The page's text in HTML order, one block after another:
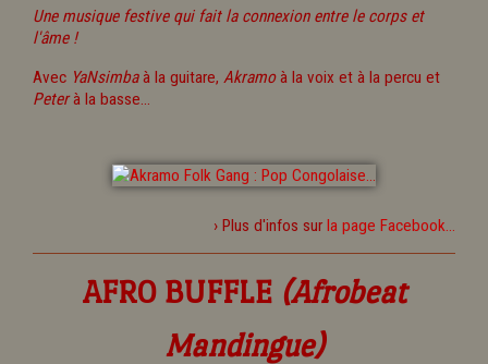
Une musique festive qui fait la connexion entre le corps et
l'âme !
Avec YaNsimbaà la guitare, Akramoà la voix et à la percu et
Peterà la basse...
› Plus d'infos sur la page Facebook...
AFRO BUFFLE (Afrobeat
Mandingue)